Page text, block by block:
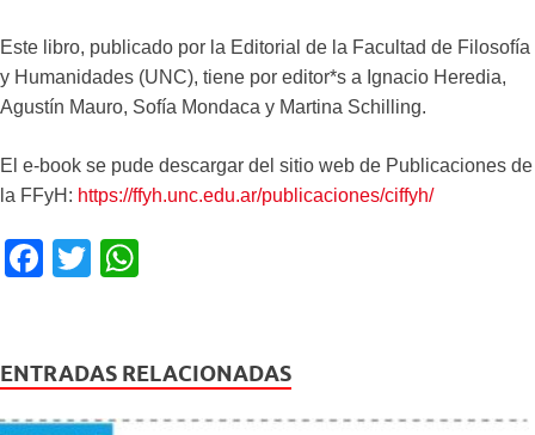
Este libro, publicado por la Editorial de la Facultad de Filosofía
y Humanidades (UNC), tiene por editor*s a Ignacio Heredia,
Agustín Mauro, Sofía Mondaca y Martina Schilling.
El e-book se pude descargar del sitio web de Publicaciones de
la FFyH: https://ffyh.unc.edu.ar/publicaciones/ciffyh/
F
e
b
T
er s
A
ENTRADAS RELACIONADAS